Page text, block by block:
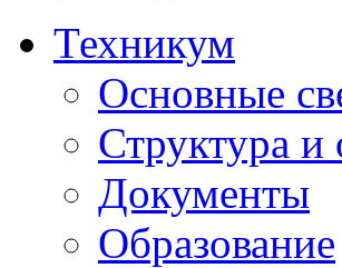
Техникум
Основные
Структура и
Документы
Образование